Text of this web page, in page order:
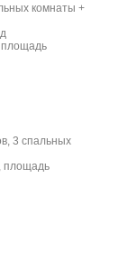
комнаты +
площадь
3 спальных
площадь